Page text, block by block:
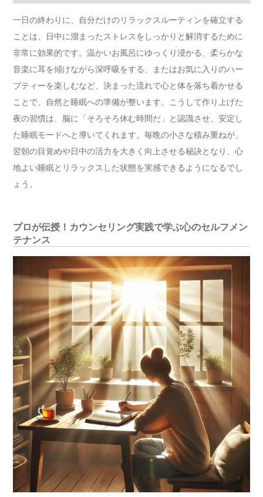
一日の終わりに、自分だけのリラックスルーティンを確立する
ことは、日中に溜まったストレスをしっかりと解消するために
非常に効果的です。温かいお風呂にゆっくり浸かる、柔らかな
音楽に耳を傾けながら深呼吸をする、またはお気に入りのハー
ブティーを楽しむなど、決まった流れで心と体を落ち着かせる
ことで、自然と睡眠への準備が整います。こうして作り上げた
夜の習慣は、脳に「そろそろ休む時間だ」と認識させ、安定し
た睡眠モードへと導いてくれます。毎晩の小さな積み重ねが、
翌朝の目覚めや日中の活力を大きく向上させる秘訣となり、心
地よい睡眠とリラックスした状態を実感できるようになるでし
ょう。
プロが伝授！カウンセリング実践で学ぶ心のセルフメン
テナンス